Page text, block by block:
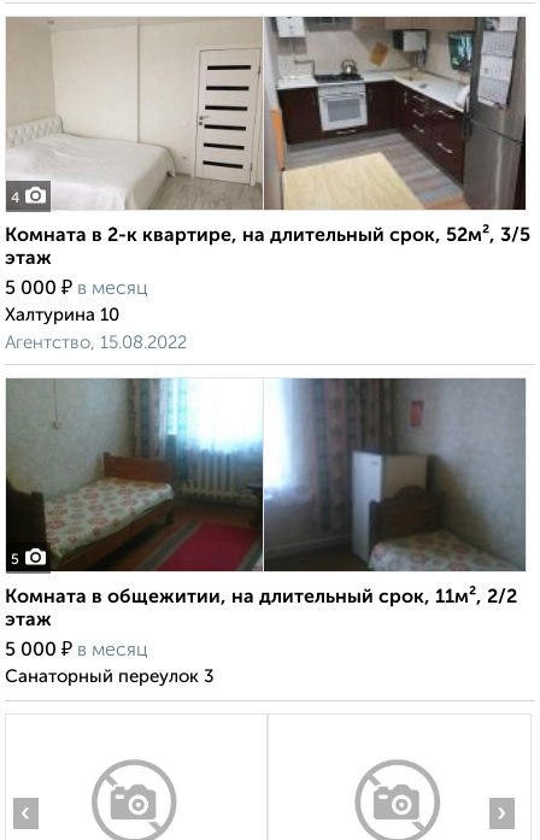
4
Комната в 2-к квартире, на длительный срок, 52м², 3/5
этаж
5 000 ₽ в месяц
Халтурина 10
Агентство, 15.08.2022
5
Комната в общежитии, на длительный срок, 11м², 2/2
этаж
5 000 ₽ в месяц
Санаторный переулок 3
‹ ›